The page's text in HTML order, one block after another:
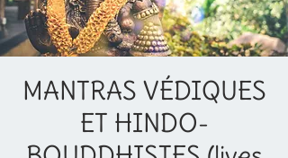
MANTRAS VÉDIQUES
ET HINDO-